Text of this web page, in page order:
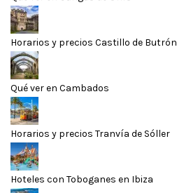
Horarios y precios Castillo de Butrón
Qué ver en Cambados
Horarios y precios Tranvía de Sóller
Hoteles con Toboganes en Ibiza